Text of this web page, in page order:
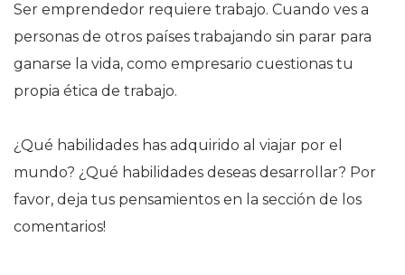
Ser emprendedor requiere trabajo. Cuando ves a
personas de otros países trabajando sin parar para
ganarse la vida, como empresario cuestionas tu
propia ética de trabajo.
¿Qué habilidades has adquirido al viajar por el
mundo? ¿Qué habilidades deseas desarrollar? Por
favor, deja tus pensamientos en la sección de los
comentarios!